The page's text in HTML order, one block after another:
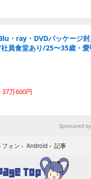
・ray・DVDパッケージ
員食堂あり/25〜35歳・
万600円
Sponsored by
フォン › Android › 記事